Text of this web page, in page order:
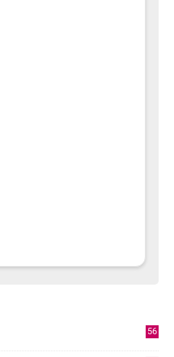
56